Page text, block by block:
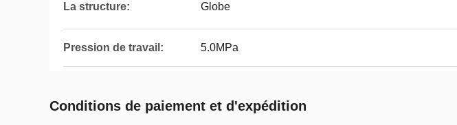
La structure: Globe
Pression de travail: 5.0MPa
Conditions de paiement et d'expédition